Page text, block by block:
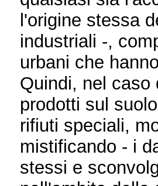
l'origine stessa
industriali -,
urbani che
Quindi, nel caso
prodotti sul
rifiuti speciali,
mistificando - i
stessi e